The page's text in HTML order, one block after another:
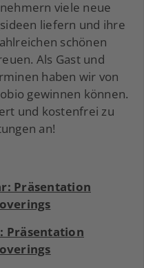
viele neue
liefern und ihre
schönen
Als Gast und
haben wir von
gewinnen können.
und kostenfrei zu
an!
Präsentation
Präsentation